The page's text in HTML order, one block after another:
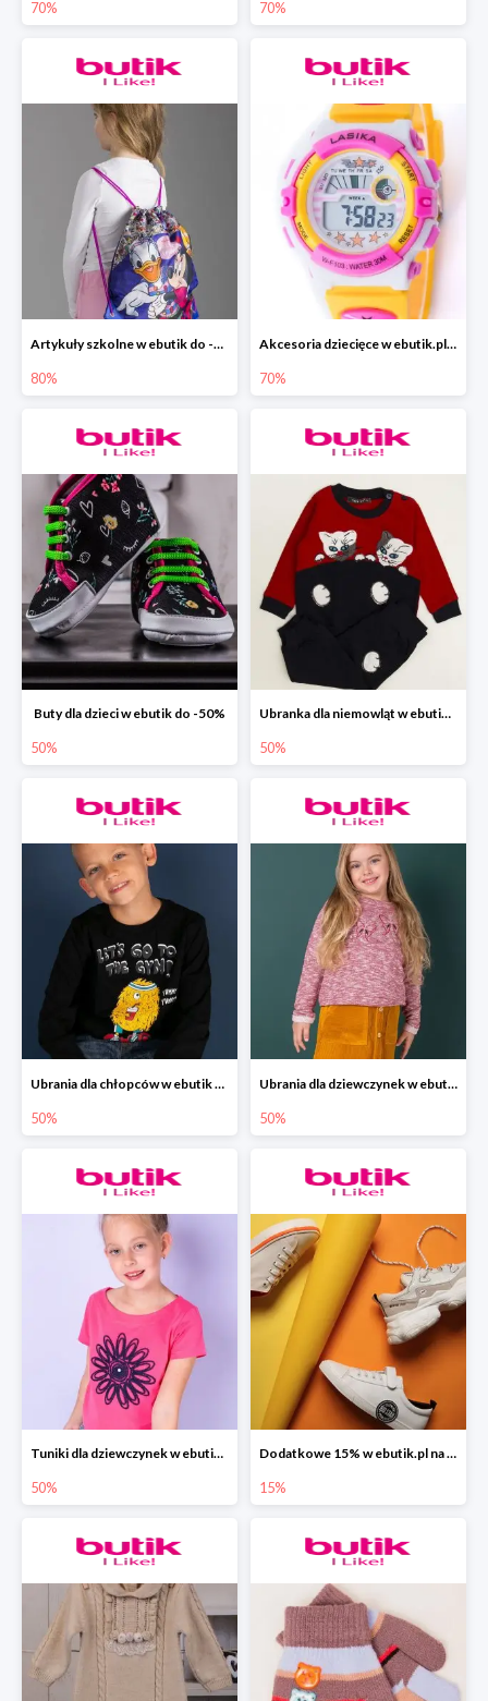
70% 70%
Artykuły szkolne w ebutik do -80%
80%
Akcesoria dziecięce w ebutik.pl do -70%
70%
Buty dla dzieci w ebutik do -50%
50%
Ubranka dla niemowląt w ebutik.pl do -50%
50%
Ubrania dla chłopców w ebutik do -50%
50%
Ubrania dla dziewczynek w ebutik do -50%
50%
Tuniki dla dziewczynek w ebutik.pl do -50%
50%
Dodatkowe 15% w ebutik.pl na całą kolekcję BIG STAR
15%